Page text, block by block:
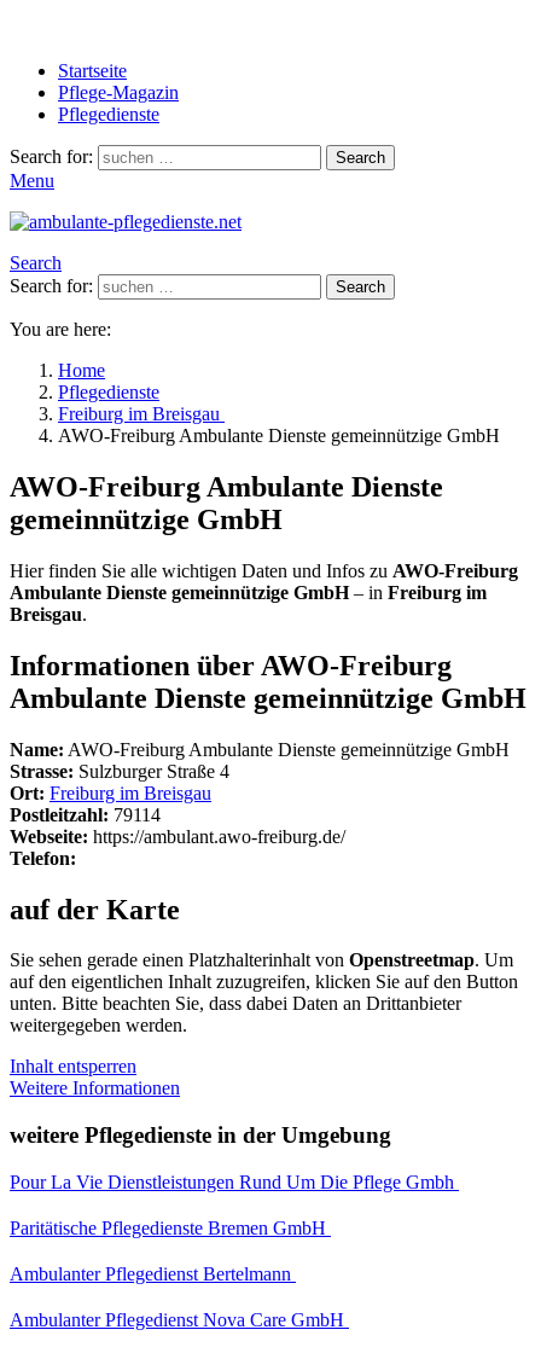
Startseite
Pflege-Magazin
Pflegedienste
Search for: Search
Menu
Search
Search for:
Search
You are here:
Home
Pflegedienste
Freiburg im Breisgau
AWO-Freiburg Ambulante Dienste gemeinnützige GmbH
AWO-Freiburg Ambulante Dienste
gemeinnützige GmbH
Hier finden Sie alle wichtigen Daten und Infos zu AWO-Freiburg
Ambulante Dienste gemeinnützige GmbH– in Freiburg im
Breisgau.
Informationen über AWO-Freiburg
Ambulante Dienste gemeinnützige GmbH
Name: AWO-Freiburg Ambulante Dienste gemeinnützige GmbH
Strasse: Sulzburger Straße 4
Ort: Freiburg im Breisgau
Postleitzahl: 79114
Webseite: https://ambulant.awo-freiburg.de/
Telefon:
auf der Karte
Sie sehen gerade einen Platzhalterinhalt von Openstreetmap. Um
auf den eigentlichen Inhalt zuzugreifen, klicken Sie auf den Button
unten. Bitte beachten Sie, dass dabei Daten an Drittanbieter
weitergegeben werden.
Inhalt entsperren
Weitere Informationen
weitere Pflegedienste in der Umgebung
Pour La Vie Dienstleistungen Rund Um Die Pflege Gmbh
Paritätische Pflegedienste Bremen GmbH
Ambulanter Pflegedienst Bertelmann
Ambulanter Pflegedienst Nova Care GmbH